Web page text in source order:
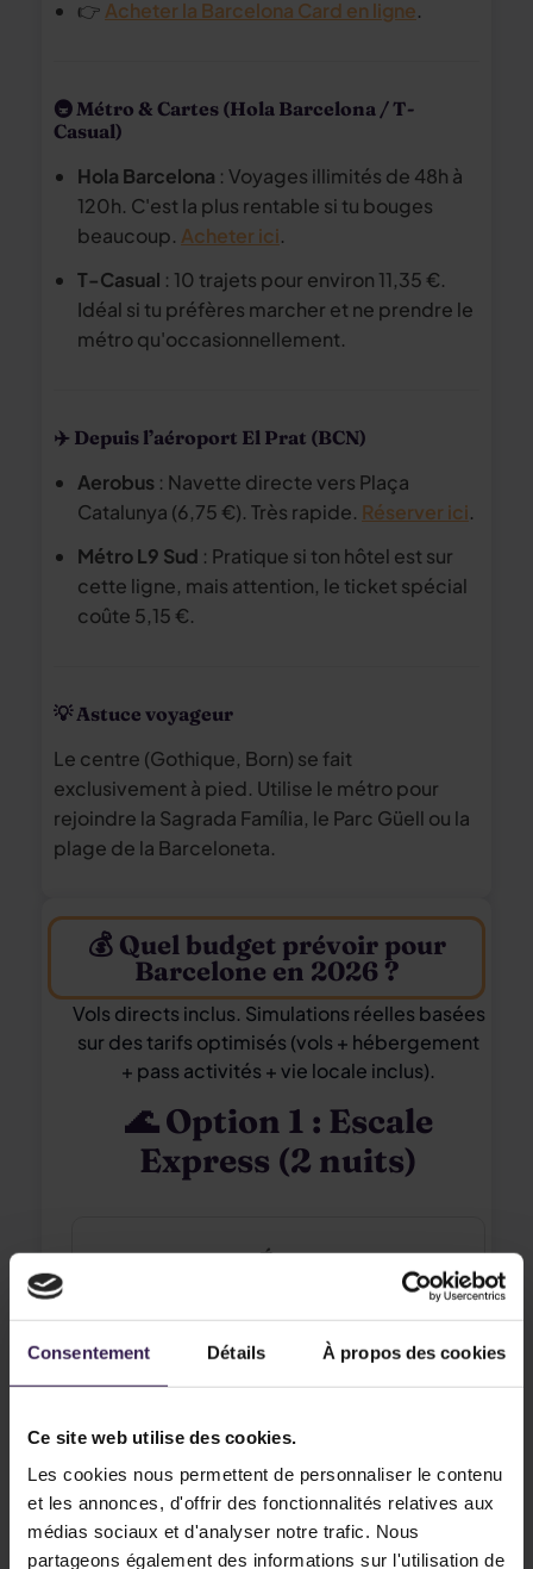
Consentement Détails À propos des cookies
Ce site web utilise des cookies.
Les cookies nous permettent de personnaliser le contenu
et les annonces, d'offrir des fonctionnalités relatives aux
médias sociaux et d'analyser notre trafic. Nous
partageons également des informations sur l'utilisation de
👉 Acheter la Barcelona Card en ligne.
🚇 Métro & Cartes (Hola Barcelona / T-
Casual)
Hola Barcelona : Voyages illimités de 48h à
120h. C'est la plus rentable si tu bouges
beaucoup. Acheter ici.
T-Casual : 10 trajets pour environ 11,35 €.
Idéal si tu préfères marcher et ne prendre le
métro qu'occasionnellement.
✈️ Depuis l’aéroport El Prat (BCN)
Aerobus : Navette directe vers Plaça
Catalunya (6,75 €). Très rapide. Réserver ici.
Métro L9 Sud : Pratique si ton hôtel est sur
cette ligne, mais attention, le ticket spécial
coûte 5,15 €.
💡 Astuce voyageur
Le centre (Gothique, Born) se fait
exclusivement à pied. Utilise le métro pour
rejoindre la Sagrada Família, le Parc Güell ou la
plage de la Barceloneta.
💰 Quel budget prévoir pour
Barcelone en 2026 ?
Vols directs inclus. Simulations réelles basées
sur des tarifs optimisés (vols + hébergement
+ pass activités + vie locale inclus).
🌊 Option 1 : Escale
Express (2 nuits)
Éco
332 €
Tres Torres Atiram (Calme)
Confort
490 €